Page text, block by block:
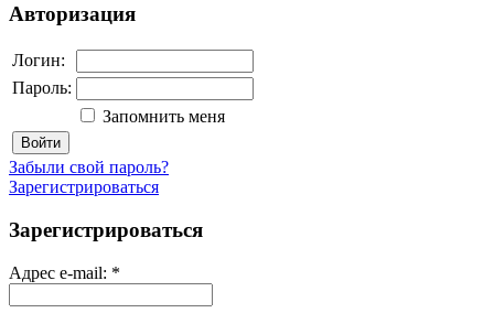
Авторизация
Логин:
Пароль:
Запомнить меня
Войти
Забыли свой пароль?
Зарегистрироваться
Зарегистрироваться
Адрес e-mail: *